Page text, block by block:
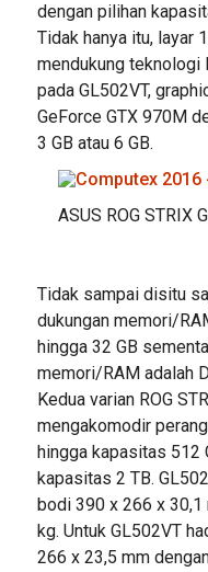
dengan pilihan
Tidak hanya itu, layar
mendukung teknologi
pada GL502VT,
GeForce GTX 970M
3 GB atau 6 GB.
ASUS ROG STRIX
Tidak sampai disitu
dukungan memori/
hingga 32 GB
memori/RAM adalah
Kedua varian ROG
mengakomodir
hingga kapasitas 512
kapasitas 2 TB.
bodi 390 x 266 x
kg. Untuk GL502VT
266 x 23,5 mm